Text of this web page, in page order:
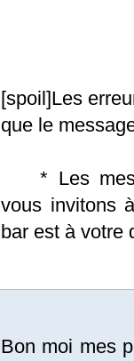
[spoil]Les
que le
* Les
vous invitons
bar est à votre
Bon moi mes